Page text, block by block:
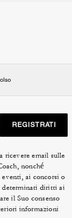
REGISTRATI
ricevere email sulle
nonché
ai concorsi o
determinati diritti ai
il Suo consenso
informazioni